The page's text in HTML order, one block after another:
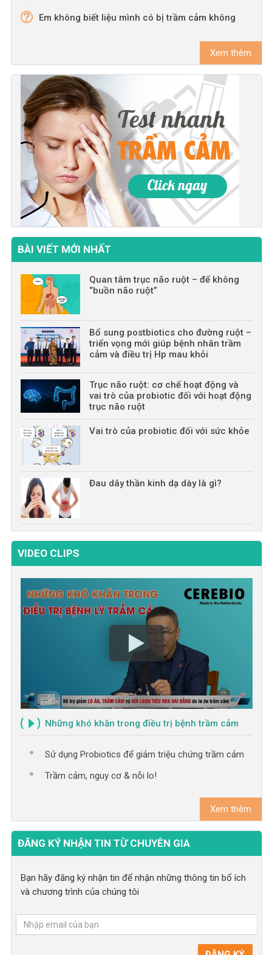
Em không biết liệu mình có bị trầm cảm không
Xem thêm
BÀI VIẾT MỚI NHẤT
Quan tâm trục não ruột – để không
“buồn não ruột”
Bổ sung postbiotics cho đường ruột –
triển vọng mới giúp bệnh nhân trầm
cảm và điều trị Hp mau khỏi
Trục não ruột: cơ chế hoạt động và
vai trò của probiotic đối với hoạt động
trục não ruột
Vai trò của probiotic đối với sức khỏe
Đau dây thần kinh dạ dày là gì?
VIDEO CLIPS
Những khó khăn trong điều trị bệnh trầm cảm
Sử dụng Probiotics để giảm triệu chứng trầm cảm
Trầm cảm, nguy cơ & nỗi lo!
Xem thêm
ĐĂNG KÝ NHẬN TIN TỪ CHUYÊN GIA
Bạn hãy đăng ký nhận tin để nhận những thông tin bổ ích
và chương trình của chúng tôi